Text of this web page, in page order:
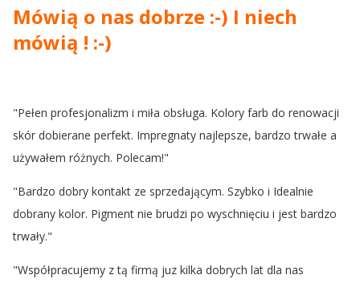
Mówią o nas dobrze :-) I niech
mówią ! :-)
"Pełen profesjonalizm i miła obsługa. Kolory farb do renowacji
skór dobierane perfekt. Impregnaty najlepsze, bardzo trwałe a
używałem różnych. Polecam!"
"Bardzo dobry kontakt ze sprzedającym. Szybko i Idealnie
dobrany kolor. Pigment nie brudzi po wyschnięciu i jest bardzo
trwały."
"Współpracujemy z tą firmą juz kilka dobrych lat dla nas